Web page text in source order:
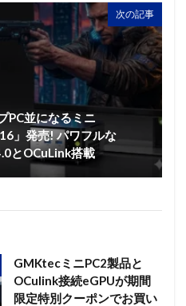
次の記事
PC並になるミニ
」発売! パワフルな
とOCuLink搭載
GMKtecミニPC2製品と
OCulink接続eGPUが期間
限定特別クーポンでお買い